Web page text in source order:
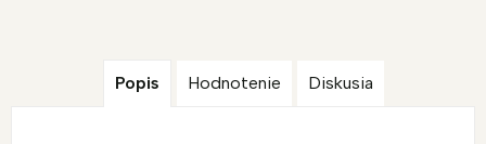
Popis Hodnotenie Diskusia